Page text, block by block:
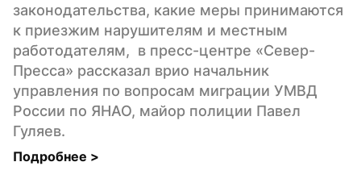
законодательства, какие меры принимаются
к приезжим нарушителям и местным
работодателям,  в пресс-центре «Север-
Пресса» рассказал врио начальник
управления по вопросам миграции УМВД
России по ЯНАО, майор полиции Павел
Гуляев.
Подробнее >